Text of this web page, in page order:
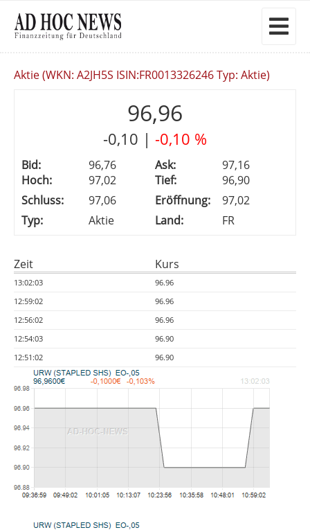
Aktie (WKN: A2JH5S ISIN:FR0013326246 Typ: Aktie)
96,96
-0,10 | -0,10 %
Bid: 96,76 Ask:
97,16
Hoch:
97,02 Tief:
96,90
Schluss:
97,06 Eröffnung:
97,02
Typ:
Aktie Land: FR
Zeit Kurs
13:02:03
96.96
12:59:02
96.96
12:56:02
96.96
12:54:03
96.90
12:51:02
96.90